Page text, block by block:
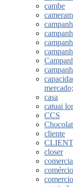
cambe
mercado;
casa
catuai
CCS
cliente
closer